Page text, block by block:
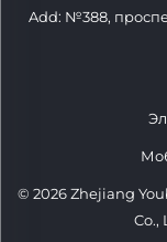
Add: №388,
© 2026 Zhejiang